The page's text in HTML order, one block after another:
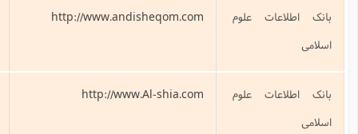
http:// مرکز مطالعات و پژوهشهای حوزه علمیه
http:// مرکز جهانی اطلاع رسانی آل البیت